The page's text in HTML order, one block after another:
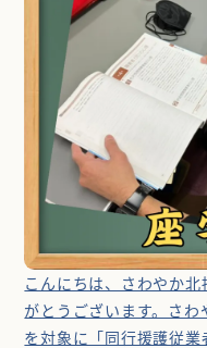
こんにちは、さわやか
がとうございます。さわ
を対象に「同行援護従